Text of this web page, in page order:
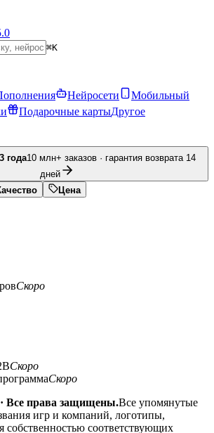
⌘K
Нейросети
Мобильный
Подарочные картыДругое
года10 млн+ заказов · гарантия возврата 14
дней
Цена
Скоро
Скоро
Скоро
Все права защищены.Все упомянутые
игр и компаний, логотипы,
собственностью соответствующих